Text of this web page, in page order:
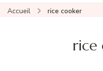
Accueil rice cooker
rice